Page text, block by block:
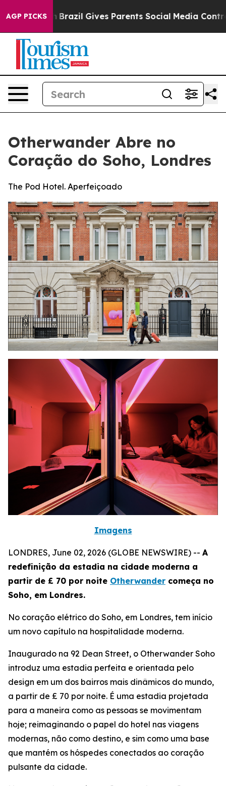
AGP PICKS
Brazil Gives Parents Social Media Controls for
Otherwander Abre no
Coração do Soho, Londres
The Pod Hotel. Aperfeiçoado
Imagens
LONDRES, June 02, 2026 (GLOBE NEWSWIRE) -- A
redefinição da estadia na cidade moderna a
partir de £ 70 por noite Otherwander começa no
Soho, em Londres.
No coração elétrico do Soho, em Londres, tem início
um novo capítulo na hospitalidade moderna.
Inaugurado na 92 Dean Street, o Otherwander Soho
introduz uma estadia perfeita e orientada pelo
design em um dos bairros mais dinâmicos do mundo,
a partir de £ 70 por noite. É uma estadia projetada
para a maneira como as pessoas se movimentam
hoje; reimaginando o papel do hotel nas viagens
modernas, não como destino, e sim como uma base
que mantém os hóspedes conectados ao coração
pulsante da cidade.